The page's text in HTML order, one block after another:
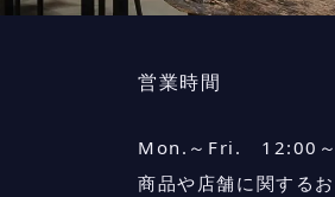
営業時間
Mon.～Fri. 12:00
商品や店舗に関する